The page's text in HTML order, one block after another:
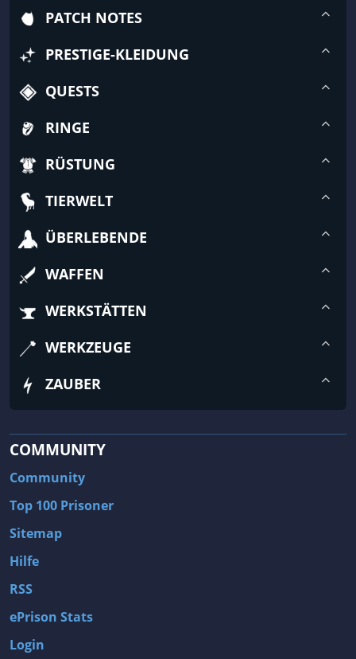
PATCH NOTES
PRESTIGE-KLEIDUNG
QUESTS
RINGE
RÜSTUNG
TIERWELT
ÜBERLEBENDE
WAFFEN
WERKSTÄTTEN
WERKZEUGE
ZAUBER
COMMUNITY
Community
Top 100 Prisoner
Sitemap
Hilfe
RSS
ePrison Stats
Login